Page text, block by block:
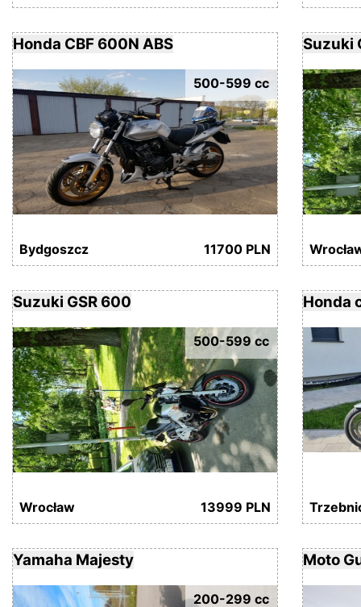
Bydgoszcz 11700 PLN
Honda CBF 600N ABS
500-599 cc
Suzuki
Wrocław 13999 PLN
Suzuki GSR 600
500-599 cc
Honda
Yamaha Majesty
200-299 cc
Moto